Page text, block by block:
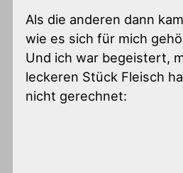
Als die anderen dann
wie es sich für mich
Und ich war begeistert,
leckeren Stück Fleisch
nicht gerechnet: